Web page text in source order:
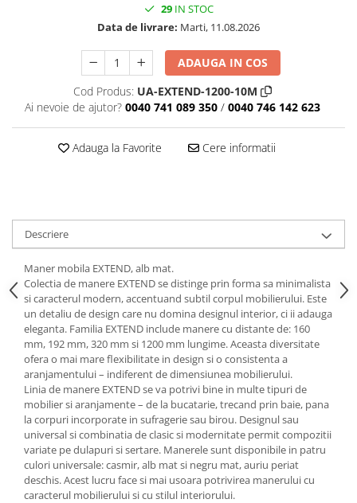
29IN STOC
Data de livrare: Marti, 11.08.2026
ADAUGA IN COS
Cod Produs: UA-EXTEND-1200-10M
Ai nevoie de ajutor? 0040 741 089 350 / 0040 746 142 623
Adauga la Favorite Cere informatii
Descriere
Maner mobila EXTEND, alb mat.
Colectia de manere EXTEND se distinge prin forma sa minimalista
si caracterul modern, accentuand subtil corpul mobilierului. Este
un detaliu de design care nu domina designul interior, ci ii adauga
eleganta. Familia EXTEND include manere cu distante de: 160
mm, 192 mm, 320 mm si 1200 mm lungime. Aceasta diversitate
ofera o mai mare flexibilitate in design si o consistenta a
aranjamentului – indiferent de dimensiunea mobilierului.
Linia de manere EXTEND se va potrivi bine in multe tipuri de
mobilier si aranjamente – de la bucatarie, trecand prin baie, pana
la corpuri incorporate in sufragerie sau birou. Designul sau
universal si combinatia de clasic si modernitate permit compozitii
variate pe dulapuri si sertare. Manerele sunt disponibile in patru
culori universale: casmir, alb mat si negru mat, auriu periat
deschis. Acest lucru face si mai usoara potrivirea manerului cu
caracterul mobilierului si cu stilul interiorului.